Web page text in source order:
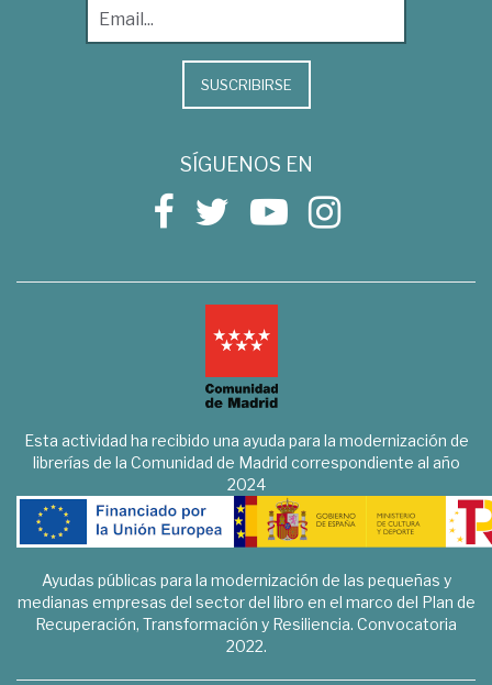
SUSCRIBIRSE
SÍGUENOS EN
Esta actividad ha recibido una ayuda para la modernización de
librerías de la Comunidad de Madrid correspondiente al año
2024
Ayudas públicas para la modernización de las pequeñas y
medianas empresas del sector del libro en el marco del Plan de
Recuperación, Transformación y Resiliencia. Convocatoria
2022.